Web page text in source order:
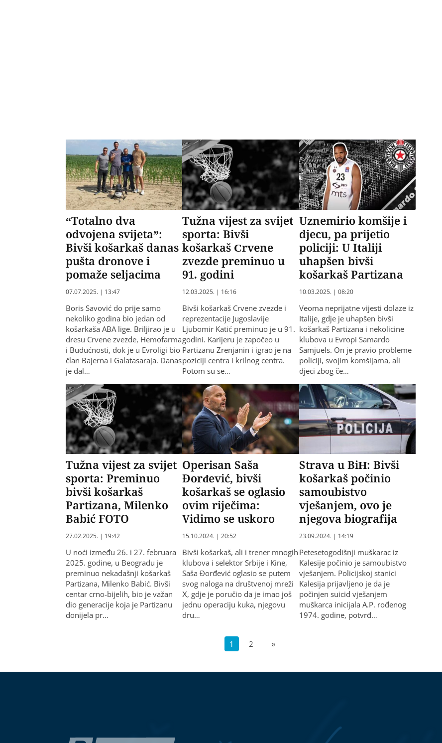
“Totalno dva
odvojena svijeta”:
Bivši košarkaš danas
pušta dronove i
pomaže seljacima
07.07.2025. | 13:47
Boris Savović do prije samo
nekoliko godina bio jedan od
košarkaša ABA lige. Briljirao je u
dresu Crvene zvezde, Hemofarma
i Budućnosti, dok je u Evroligi bio
član Bajerna i Galatasaraja. Danas
je dal…
Tužna vijest za svijet
sporta: Bivši
košarkaš Crvene
zvezde preminuo u
91. godini
12.03.2025. | 16:16
Bivši košarkaš Crvene zvezde i
reprezentacije Jugoslavije
Ljubomir Katić preminuo je u 91.
godini. Karijeru je započeo u
Partizanu Zrenjanin i igrao je na
poziciji centra i krilnog centra.
Potom su se…
Uznemirio komšije i
djecu, pa prijetio
policiji: U Italiji
uhapšen bivši
košarkaš Partizana
10.03.2025. | 08:20
Veoma neprijatne vijesti dolaze iz
Italije, gdje je uhapšen bivši
košarkaš Partizana i nekolicine
klubova u Еvropi Samardo
Samjuels. On je pravio probleme
policiji, svojim komšijama, ali
djeci zbog če…
Tužna vijest za svijet
sporta: Preminuo
bivši košarkaš
Partizana, Milenko
Babić FOTO
27.02.2025. | 19:42
U noći između 26. i 27. februara
2025. godine, u Beogradu je
preminuo nekadašnji košarkaš
Partizana, Milenko Babić. Bivši
centar crno-bijelih, bio je važan
dio generacije koja je Partizanu
donijela pr…
Operisan Saša
Đorđević, bivši
košarkaš se oglasio
ovim riječima:
Vidimo se uskoro
15.10.2024. | 20:52
Bivši košarkaš, ali i trener mnogih
klubova i selektor Srbije i Kine,
Saša Đorđević oglasio se putem
svog naloga na društvenoj mreži
X, gdje je poručio da je imao još
jednu operaciju kuka, njegovu
dru…
Strava u BiH: Bivši
košarkaš počinio
samoubistvo
vješanjem, ovo je
njegova biografija
23.09.2024. | 14:19
Petesetogodišnji muškarac iz
Kalesije počinio je samoubistvo
vješanjem. Policijskoj stanici
Kalesija prijavljeno je da je
počinjen suicid vješanjem
muškarca inicijala A.P. rođenog
1974. godine, potvrđ…
1 2 »